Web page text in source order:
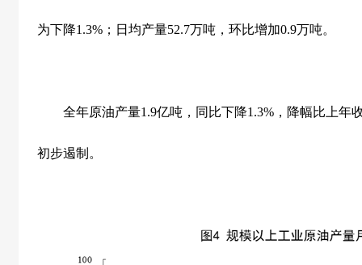
为下降1.3% ；日均产量52.7万吨，环比增加0.9万吨。
全年原油产量1.9亿吨，同比下降1.3% ，降幅比上年
初步遏制。